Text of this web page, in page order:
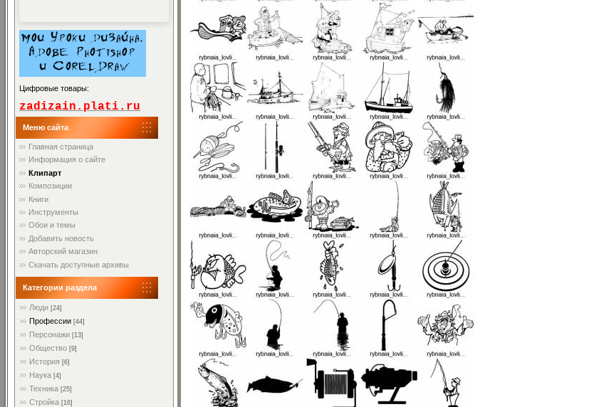
Цифровые товары:
zadizain.plati.ru
Меню сайта
Главная страница
Информация о сайте
Клипарт
Композиции
Книги
Инструменты
Обои и темы
Добавить новость
Авторский магазин
Скачать доступные архивы
Категории раздела
Люди [24]
Профессии [44]
Персонажи [13]
Общество [9]
История [6]
Наука [4]
Техника [25]
Стройка [16]